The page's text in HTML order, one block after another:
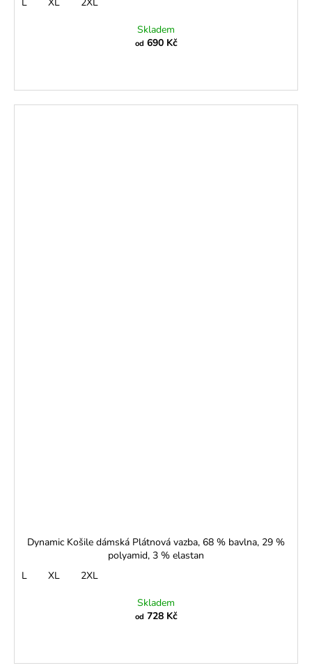
Skladem
od 690 Kč
Dynamic Košile dámská Plátnová vazba, 68 % bavlna, 29 %
polyamid, 3 % elastan
L
XL 2XL
Skladem
od 728 Kč